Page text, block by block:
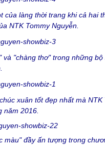
của làng thời trang khi cả hai
NTK Tommy Nguyễn.
và "chàng thơ" trong những
xuân tốt đẹp nhất mà NTK
năm 2016.
màu" đầy ấn tượng trong